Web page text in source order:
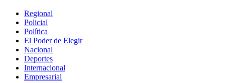
Regional
Policial
Política
El Poder de Elegir
Nacional
Deportes
Internacional
Empresarial